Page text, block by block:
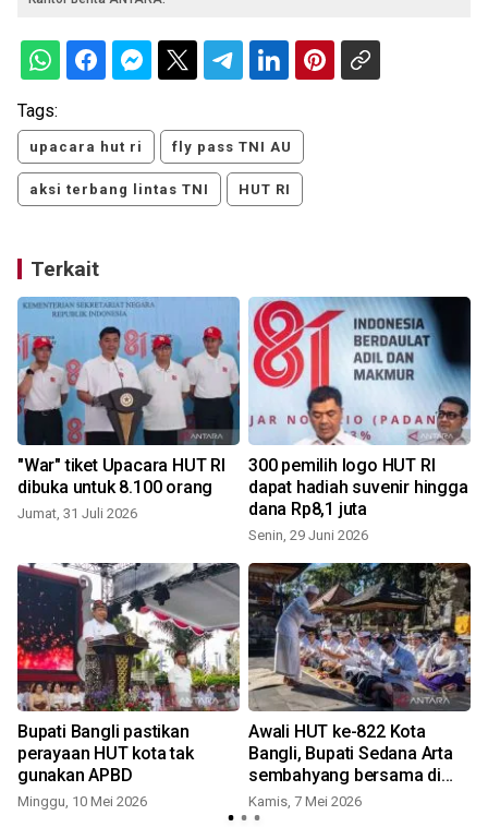
Tags:
upacara hut ri fly pass TNI AU
aksi terbang lintas TNI HUT RI
Terkait
"War" tiket Upacara HUT RI
dibuka untuk 8.100 orang
Jumat, 31 Juli 2026
300 pemilih logo HUT RI
dapat hadiah suvenir hingga
dana Rp8,1 juta
Senin, 29 Juni 2026
Bupati Bangli pastikan
perayaan HUT kota tak
gunakan APBD
Minggu, 10 Mei 2026
Awali HUT ke-822 Kota
Bangli, Bupati Sedana Arta
sembahyang bersama di
Pura Kehen
Kamis, 7 Mei 2026